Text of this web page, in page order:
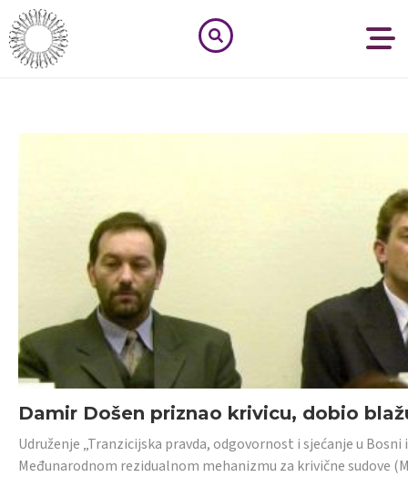
Damir Došen priznao krivicu, dobio
Udruženje „Tranzicijska pravda, odgovornost i sjećanje u
Međunarodnom rezidualnom mehanizmu za krivične sudove